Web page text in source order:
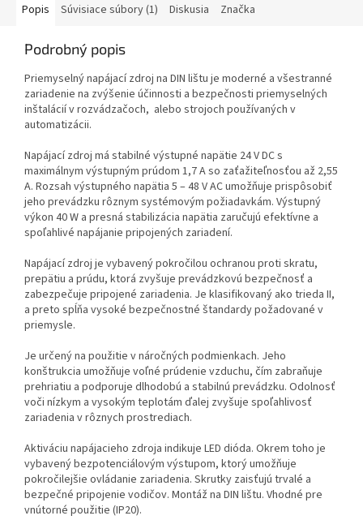
Popis Súvisiace súbory (1) Diskusia Značka
Podrobný popis
Priemyselný napájací zdroj na DIN lištu je moderné a všestranné
zariadenie na zvýšenie účinnosti a bezpečnosti priemyselných
inštalácií v rozvádzačoch, alebo strojoch používaných v
automatizácii.
Napájací zdroj má stabilné výstupné napätie 24 V DC s
maximálnym výstupným prúdom 1,7 A so zaťažiteľnosťou až 2,55
A. Rozsah výstupného napätia 5 – 48 V AC umožňuje prispôsobiť
jeho prevádzku rôznym systémovým požiadavkám. Výstupný
výkon 40 W a presná stabilizácia napätia zaručujú efektívne a
spoľahlivé napájanie pripojených zariadení.
Napájací zdroj je vybavený pokročilou ochranou proti skratu,
prepätiu a prúdu, ktorá zvyšuje prevádzkovú bezpečnosť a
zabezpečuje pripojené zariadenia. Je klasifikovaný ako trieda II,
a preto spĺňa vysoké bezpečnostné štandardy požadované v
priemysle.
Je určený na použitie v náročných podmienkach. Jeho
konštrukcia umožňuje voľné prúdenie vzduchu, čím zabraňuje
prehriatiu a podporuje dlhodobú a stabilnú prevádzku. Odolnosť
voči nízkym a vysokým teplotám ďalej zvyšuje spoľahlivosť
zariadenia v rôznych prostrediach.
Aktiváciu napájacieho zdroja indikuje LED dióda. Okrem toho je
vybavený bezpotenciálovým výstupom, ktorý umožňuje
pokročilejšie ovládanie zariadenia. Skrutky zaisťujú trvalé a
bezpečné pripojenie vodičov. Montáž na DIN lištu. Vhodné pre
vnútorné použitie (IP20).